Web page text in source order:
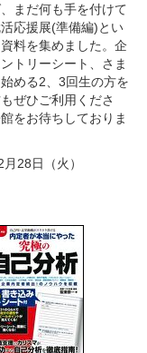
まだ何も手を付けて
応援展(準備編)とい
料を集めました。企
トリーシート、さま
める2、3回生の方を
ぜひご利用くださ
をお待ちしておりま
28日（火）